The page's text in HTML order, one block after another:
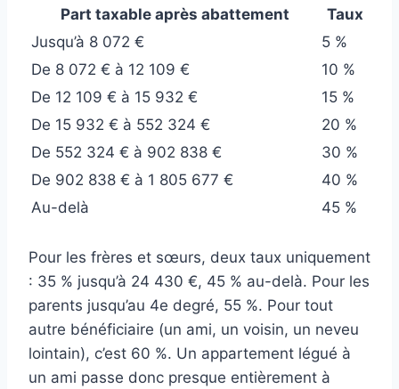
Part taxable après abattement
Taux
Jusqu’à 8 072 €
5 %
De 8 072 € à 12 109 €
10 %
De 12 109 € à 15 932 €
15 %
De 15 932 € à 552 324 €
20 %
De 552 324 € à 902 838 €
30 %
De 902 838 € à 1 805 677 €
40 %
Au-delà
45 %
Pour les frères et sœurs, deux taux uniquement
: 35 % jusqu’à 24 430 €, 45 % au-delà. Pour les
parents jusqu’au 4e degré, 55 %. Pour tout
autre bénéficiaire (un ami, un voisin, un neveu
lointain), c’est 60 %. Un appartement légué à
un ami passe donc presque entièrement à